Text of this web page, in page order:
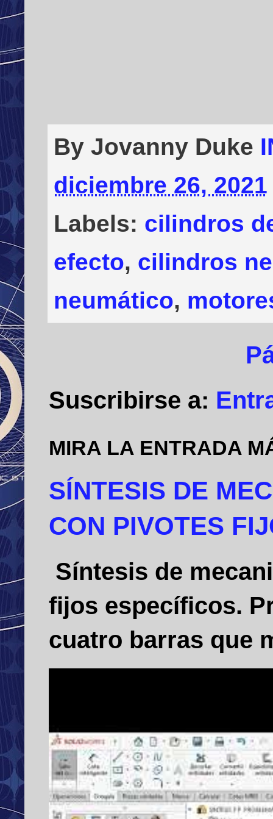
By Jovanny Duke
diciembre 26, 2021
Labels: cilindros
efecto, cilindros
neumático,
Suscribirse a:
MIRA LA ENTRADA
SÍNTESIS DE
CON PIVOTES
Síntesis de
fijos específicos.
cuatro barras que